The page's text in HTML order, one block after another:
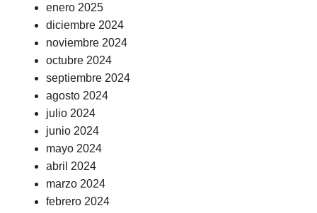
enero 2025
diciembre 2024
noviembre 2024
octubre 2024
septiembre 2024
agosto 2024
julio 2024
junio 2024
mayo 2024
abril 2024
marzo 2024
febrero 2024